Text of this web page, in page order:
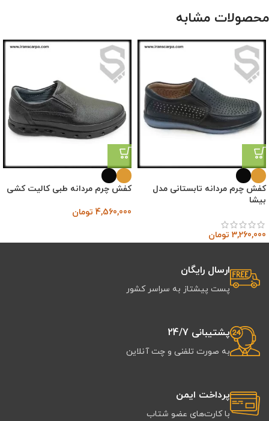
محصولات مشابه
کفش چرم مردانه تابستانی مدل
بیشا
3,260,000 تومان
کفش چرم مردانه طبی کالیت کشی
4,560,000 تومان
ارسال رایگان
پست پیشتاز به سراسر کشور
پشتیبانی 24/7
به صورت تلفنی و چت آنلاین
پرداخت ایمن
با کارت‌های عضو شتاب